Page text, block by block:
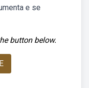
e se
button below.